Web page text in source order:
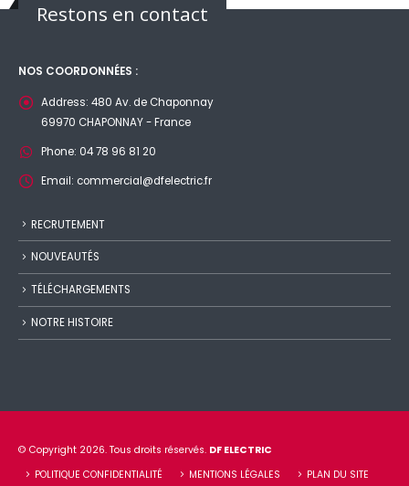
Restons en contact
NOS COORDONNÉES :
Address: 480 Av. de Chaponnay
69970 CHAPONNAY - France
Phone: 04 78 96 81 20
Email: commercial@dfelectric.fr
RECRUTEMENT
NOUVEAUTÉS
TÉLÉCHARGEMENTS
NOTRE HISTOIRE
© Copyright 2026. Tous droits réservés. DF ELECTRIC
POLITIQUE CONFIDENTIALITÉ
MENTIONS LÉGALES PLAN DU SITE